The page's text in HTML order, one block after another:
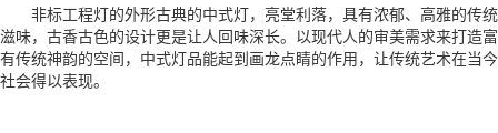
非标工程灯的外形古典的中式灯，亮堂利落，具有浓郁、高雅的传统
滋味，古香古色的设计更是让人回味深长。以现代人的审美需求来打造富
有传统神韵的空间，中式灯品能起到画龙点睛的作用，让传统艺术在当今
社会得以表现。